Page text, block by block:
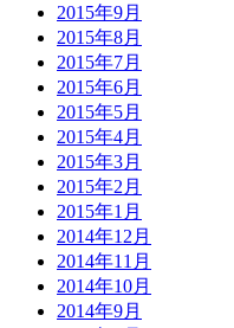
2015年9月
2015年8月
2015年7月
2015年6月
2015年5月
2015年4月
2015年3月
2015年2月
2015年1月
2014年12月
2014年11月
2014年10月
2014年9月